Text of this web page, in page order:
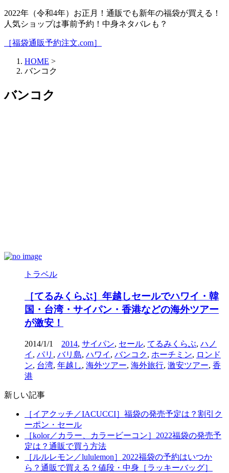
2022年（令和4年）お正月！通販でも新年の福袋が買える！
人気ショップは事前予約！中身ネタバレも？
［福袋通販予約注文.com］
HOME >
バンコク
バンコク
トラベル
［てるみくらぶ］年越しセールでハワイ・韓
国・台湾・サイパン・香港などの海外ツアー
が激安！
2014/1/1 2014, サイパン, セール, てるみくらぶ, ハノ
イ , パリ , バリ島, ハワイ , バンコク, ホーチミン, ロンド
ン, 台湾, 年越し, 海外ツアー, 海外旅行, 激安ツアー, 香
港
新しい記事
［イアクッチ／IACUCCI］福袋の発売予定は？割引ク
ーポン・セール
［kolor／カラー、カラービーコン］2022福袋の発売予
定は？通販で買う方法
［ルルレモン／lululemon］2022福袋の予約はいつか
ら？通販で買える？値段・中身［ラッキーバッグ］